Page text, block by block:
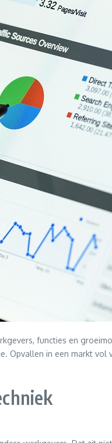
functies en
Opvallen in een markt